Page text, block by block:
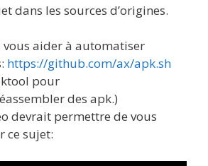
dans les sources d’origines.
aider à automatiser
https://github.com/ax/apk.sh
pour
des apk.)
devrait permettre de vous
ce sujet: